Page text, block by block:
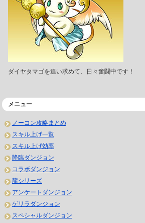
ダイヤタマゴを追い求めて、日々奮闘中です！
メニュー
ノーコン攻略まとめ
スキル上げ一覧
スキル上げ効率
降臨ダンジョン
コラボダンジョン
龍シリーズ
アンケートダンジョン
ゲリラダンジョン
スペシャルダンジョン